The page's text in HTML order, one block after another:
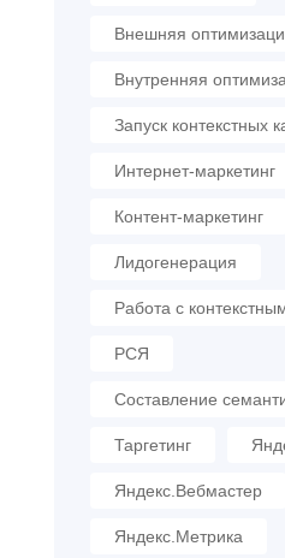
Внешняя
Внутренняя
Запуск контекстных
Интернет-маркетинг
Контент-маркетинг
Лидогенерация
Работа с
РСЯ
Составление
Таргетинг
Яндекс.Вебмастер
Яндекс.Метрика